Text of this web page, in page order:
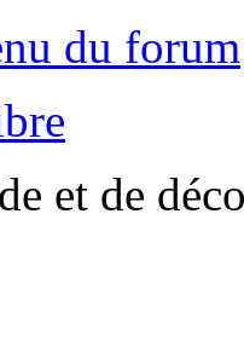
du forum
et de